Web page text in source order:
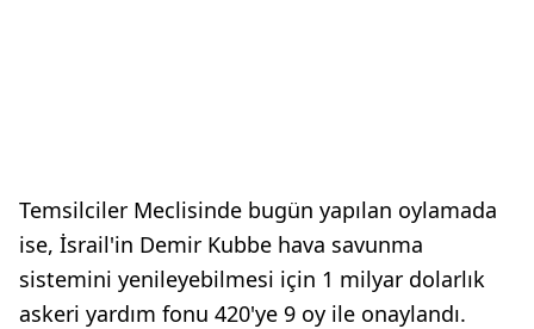
Temsilciler Meclisinde bugün yapılan oylamada
ise, İsrail'in Demir Kubbe hava savunma
sistemini yenileyebilmesi için 1 milyar dolarlık
askeri yardım fonu 420'ye 9 oy ile onaylandı.